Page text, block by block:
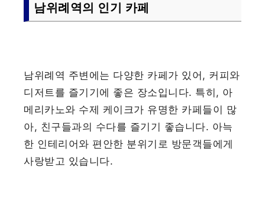
남위례역의 인기 카페
남위례역 주변에는 다양한 카페가 있어, 커피와
디저트를 즐기기에 좋은 장소입니다. 특히, 아
메리카노와 수제 케이크가 유명한 카페들이 많
아, 친구들과의 수다를 즐기기 좋습니다. 아늑
한 인테리어와 편안한 분위기로 방문객들에게
사랑받고 있습니다.